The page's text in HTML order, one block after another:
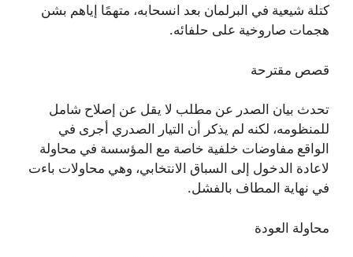
كتلة شيعية في البرلمان بعد انسحابه، متهمًا إياهم بشن
هجمات صاروخية على حلفائه.
قصص مقترحة
تحدث بيان الصدر عن مطلب لا يقل عن إصلاح شامل
للمنظومه، لكنه لم يذكر أن التيار الصدري أجرى في
الواقع مفاوضات خلفية خاصة مع المؤسسة في محاولة
لاعادة الدخول إلى السباق الانتخابي، وهي محاولات باءت
في نهاية المطاف بالفشل.
محاولة العودة